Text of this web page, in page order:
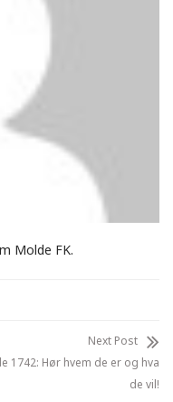
Molde FK.
Next Post
1742: Hør hvem de er og hva
de vil!